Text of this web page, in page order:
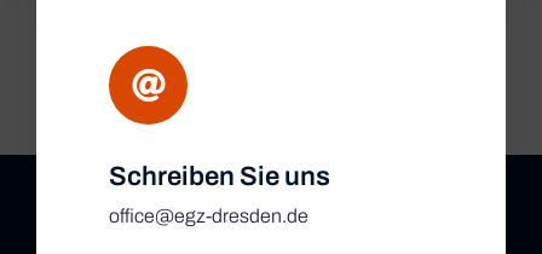
Schreiben Sie uns
office@egz-dresden.de